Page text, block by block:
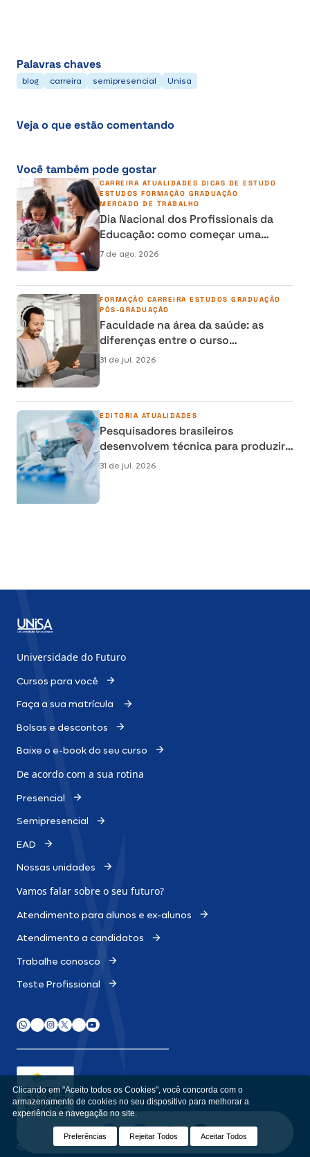
Palavras chaves
blog carreira semipresencial Unisa
Veja o que estão comentando
Você também pode gostar
CARREIRA ATUALIDADES DICAS DE ESTUDO
ESTUDOS FORMAÇÃO GRADUAÇÃO
MERCADO DE TRABALHO
Dia Nacional dos Profissionais da
Educação: como começar uma
carreira na área da Educação
7 de ago. 2026
FORMAÇÃO CARREIRA ESTUDOS GRADUAÇÃO
PÓS-GRADUAÇÃO
Faculdade na área da saúde: as
diferenças entre o curso
semipresencial, presencial e EAD
31 de jul. 2026
EDITORIA ATUALIDADES
Pesquisadores brasileiros
desenvolvem técnica para produzir
osso humano em laboratório e
31 de jul. 2026
Universidade do Futuro
Cursos para você
Faça a sua matrícula
Bolsas e descontos
Baixe o e-book do seu curso
De acordo com a sua rotina
Presencial
Semipresencial
EAD
Nossas unidades
Vamos falar sobre o seu futuro?
Atendimento para alunos e ex-alunos
Atendimento a candidatos
Trabalhe conosco
Teste Profissional
e-MEC
Consulte aqui o cadastro da Instituição no Sistema e-MEC ou
acesseemec.mec.gov.br
Desenvolvido por Apiki WordPress I © Todos os Direitos Reservados.
Clicando em "Aceito todos os Cookies", você concorda com o
armazenamento de cookies no seu dispositivo para melhorar a
experiência e navegação no site.
Preferências Rejeitar Todos Aceitar Todos